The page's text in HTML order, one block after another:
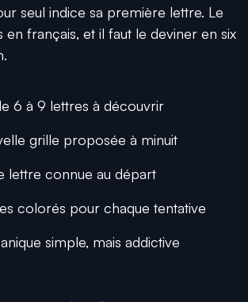
seul indice sa première lettre. Le
en français, et il faut le deviner en six
6 à 9 lettres à découvrir
grille proposée à minuit
lettre connue au départ
colorés pour chaque tentative
simple, mais addictive